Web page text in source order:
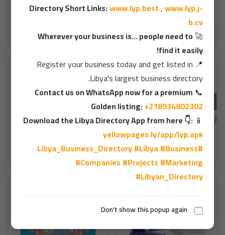
Directory Short Links:www.lyp.best,www.lyp.j-
b.cv
🚀
Wherever your business is... people need to
find it easily!
📍
Register your business today and get listed in
Libya's largest business directory.
📞
Contact us on WhatsApp now for a premium
Golden listing:+218934802302
📱
Download the Libya Directory App from here 👇:
yellowpages.ly/app/lyp.apk
#Libya_Business_Directory
#Libya#Business
#Companies #Projects #Marketing
#Libyan_Directory
Don't show this popup again
شركة المختار للتأمين التكافلي
شركة الوادي للاتصالات وتقنية المعلومات